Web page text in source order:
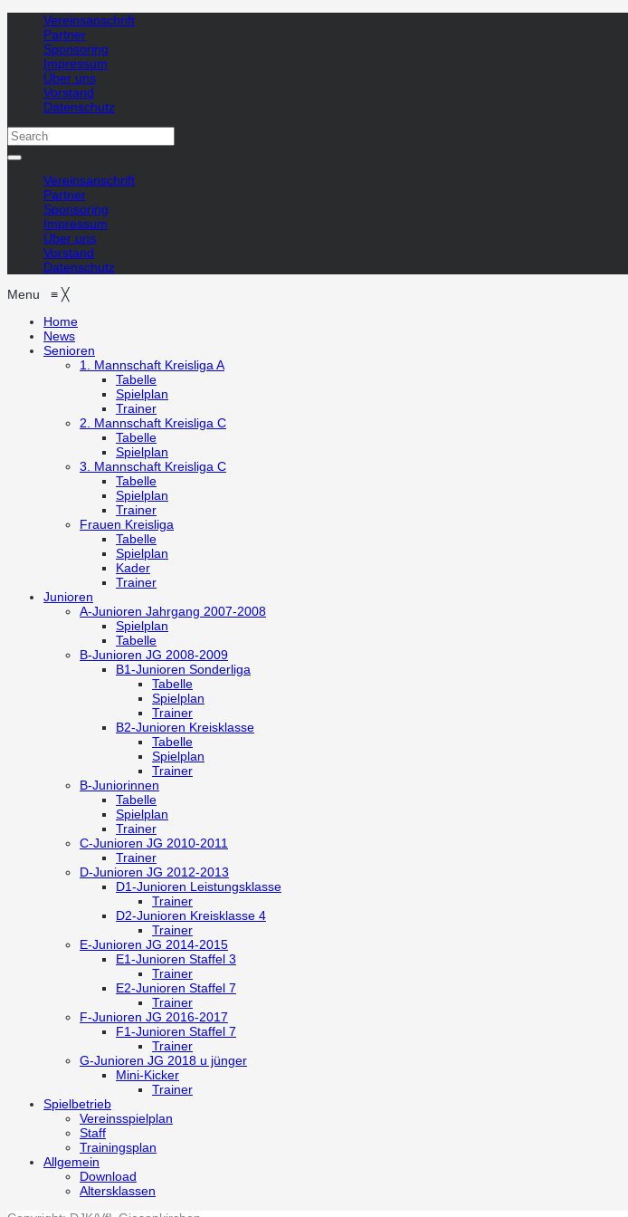
Vereinsanschrift
Partner
Sponsoring
Impressum
Über uns
Vorstand
Datenschutz
Vereinsanschrift
Partner
Sponsoring
Impressum
Über uns
Vorstand
Datenschutz
Menu ≡ ╳
Home
News
Senioren
1. Mannschaft Kreisliga A
Tabelle
Spielplan
Trainer
2. Mannschaft Kreisliga C
Tabelle
Spielplan
3. Mannschaft Kreisliga C
Tabelle
Spielplan
Trainer
Frauen Kreisliga
Tabelle
Spielplan
Kader
Trainer
Junioren
A-Junioren Jahrgang 2007-2008
Spielplan
Tabelle
B-Junioren JG 2008-2009
B1-Junioren Sonderliga
Tabelle
Spielplan
Trainer
B2-Junioren Kreisklasse
Tabelle
Spielplan
Trainer
B-Juniorinnen
Tabelle
Spielplan
Trainer
C-Junioren JG 2010-2011
Trainer
D-Junioren JG 2012-2013
D1-Junioren Leistungsklasse
Trainer
D2-Junioren Kreisklasse 4
Trainer
E-Junioren JG 2014-2015
E1-Junioren Staffel 3
Trainer
E2-Junioren Staffel 7
Trainer
F-Junioren JG 2016-2017
F1-Junioren Staffel 7
Trainer
G-Junioren JG 2018 u jünger
Mini-Kicker
Trainer
Spielbetrieb
Vereinsspielplan
Staff
Trainingsplan
Allgemein
Download
Altersklassen